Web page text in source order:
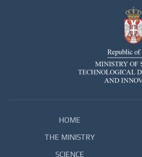
HOME
THE MINISTRY
SCIENCE